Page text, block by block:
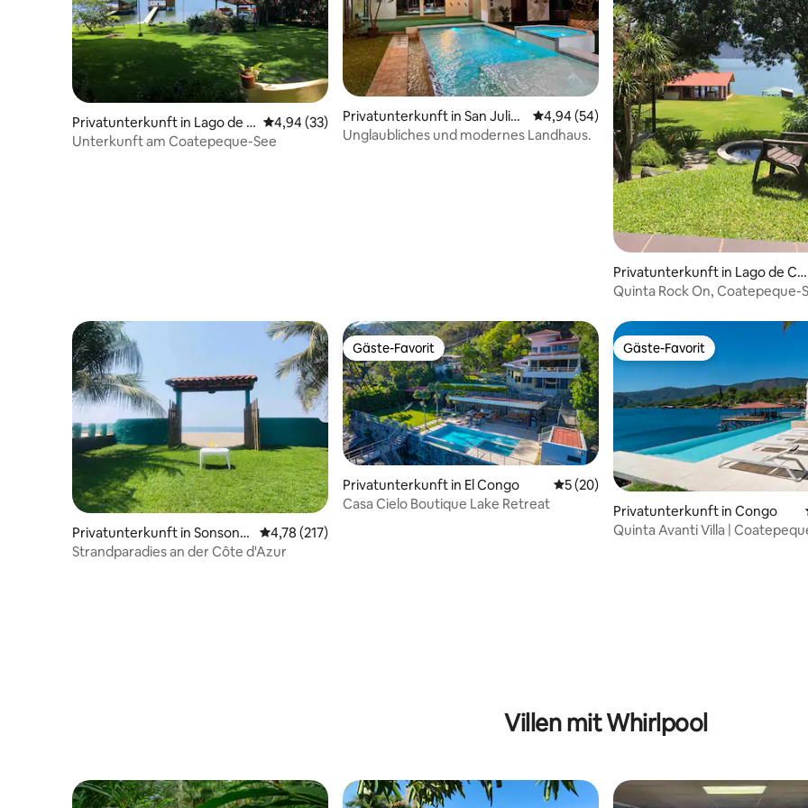
Privatunterkunft in Lago de C
oatepeque
Durchschnittliche Bewertung: 4,94 von 5, 33 Bewertungen
4,94 (33)
Unterkunft am Coatepeque-See
Privatunterkunft in San Julián
Cacaluta
Durchschnittliche Bewertung: 4,94 von 5,
4,94 (54)
Unglaubliches und modernes Landhaus.
Privatunterkunft in Lago de Co
atepeque
Quinta Rock On, Coatepeque-
Privatunterkunft in Sonsonat
e
Durchschnittliche Bewertung: 4,78 von 5, 217 Bewertungen
4,78 (217)
Strandparadies an der Côte d'Azur
Gäste-Favorit
Gäste-Favorit
Privatunterkunft in El Congo Durchschnittliche Bewertung: 5 von 5,
5 (20)
Casa Cielo Boutique Lake Retreat
Gäste-Favorit
Gäste-Favorit
Privatunterkunft in Congo
Quinta Avanti Villa |
Villen mit Whirlpool